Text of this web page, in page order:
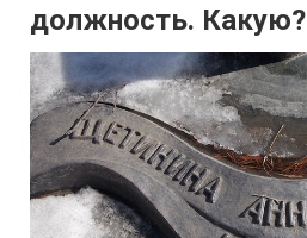
должность. Какую?